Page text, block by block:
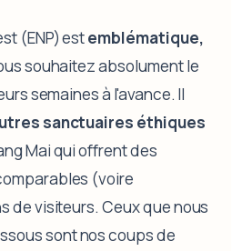
(ENP) estemblématique,
souhaitez absolument le
semaines à l'avance. Il
sanctuaires éthiques
Mai qui offrent des
(voire
de visiteurs. Ceux que nous
sont nos coups de